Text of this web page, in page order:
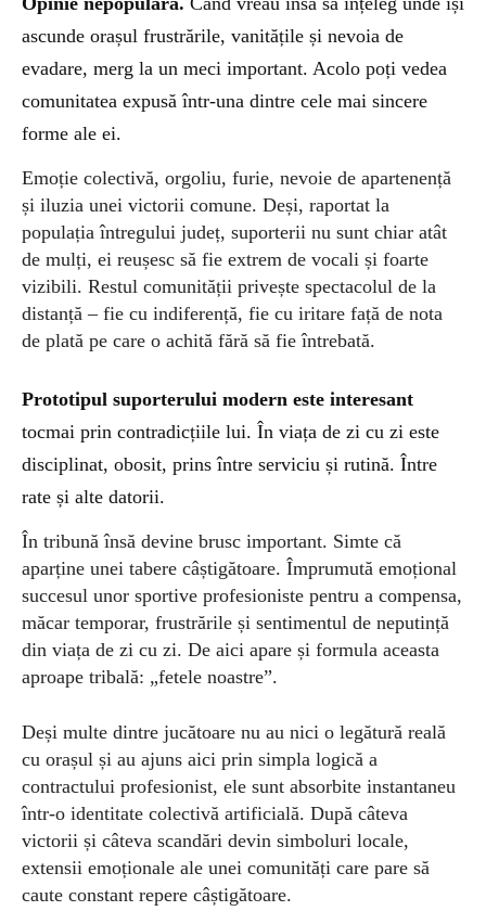
ascunde orașul frustrările, vanitățile și nevoia de
evadare, merg la un meci important. Acolo poți vedea
comunitatea expusăîntr-una dintre cele mai sincere
forme ale ei.
Emoție colectivă, orgoliu, furie, nevoie de apartenență
și iluzia unei victorii comune. Deși, raportat la
populația întregului județ, suporterii nu sunt chiar atât
de mulți, ei reușesc să fie extrem de vocali și foarte
vizibili. Restul comunității privește spectacolul de la
distanță – fie cu indiferență, fie cu iritare față de nota
de plată pe care o achită fără să fie întrebată.
Prototipul suporterului modern este interesant
tocmai prin contradicțiile lui. În viața de zi cu zi este
disciplinat, obosit, prins între serviciu și rutină. Între
rate și alte datorii.
În tribună însă devine brusc important. Simte că
aparține unei tabere câștigătoare. Împrumută emoțional
succesul unor sportive profesioniste pentru a compensa,
măcar temporar, frustrările și sentimentul de neputință
din viața de zi cu zi. De aici apare și formula aceasta
aproape tribală: „fetele noastre”.
Deși multe dintre jucătoare nu au nici o legătură reală
cu orașul și au ajuns aici prin simpla logică a
contractului profesionist, ele sunt absorbite instantaneu
într-o identitate colectivă artificială. După câteva
victorii și câteva scandări devin simboluri locale,
extensii emoționale ale unei comunități care pare să
caute constant repere câștigătoare.